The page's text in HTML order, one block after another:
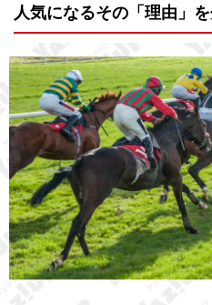
人気になるその「理由」